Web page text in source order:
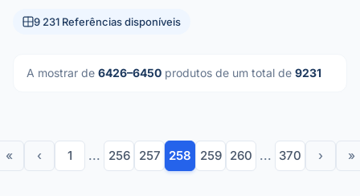
9 231 Referências disponíveis
A mostrar de 6426–6450 produtos de um total de 9231
« ‹ 1 ... 256 257 258 259 260 ... 370 › »